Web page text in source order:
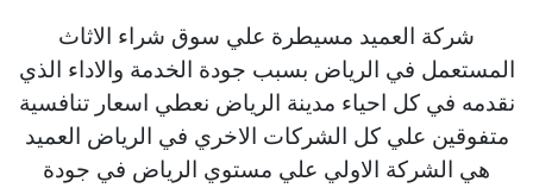
شركة العميد مسيطرة علي سوق شراء الاثاث
المستعمل في الرياض بسبب جودة الخدمة والاداء الذي
نقدمه في كل احياء مدينة الرياض نعطي اسعار تنافسية
متفوقين علي كل الشركات الاخري في الرياض العميد
هي الشركة الاولي علي مستوي الرياض في جودة